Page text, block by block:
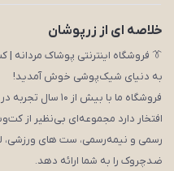
خلاصه ای از زرپوشان
👔 فروشگاه اینترنتی پوشاک مردانه
به دنیای شیک‌پوشی خوش آمدید!
فروشگاه ما با بیش از ۱۰ سال تجربه در تولید و عرضه مستقیم پوشاک مردانه،
افتخار دارد مجموعه‌ای بی‌نظیر از
رسمی و نیمه‌رسمی، ست های ورزشی،
ضدچروک را به شما ارائه دهد.